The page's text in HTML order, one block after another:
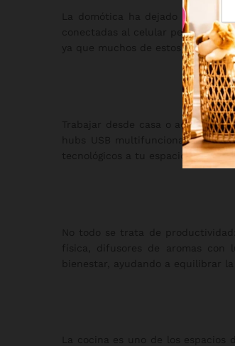
La domótica ha dejado de ser
conectadas al celular permiten
ya que muchos de estos
Trabajar desde casa o
hubs USB multifuncionales y
tecnológicos a tu espacio de